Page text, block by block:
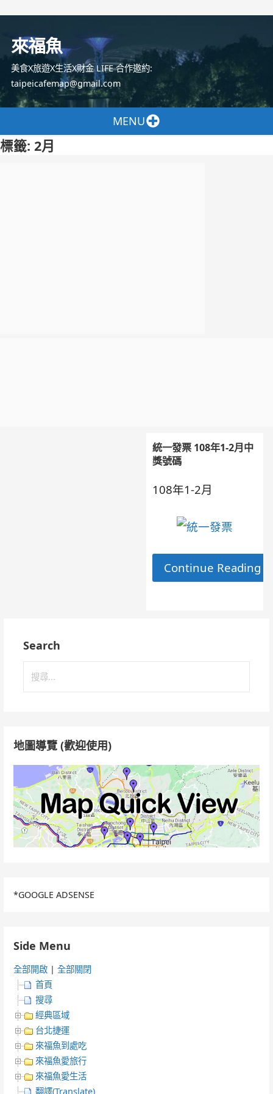
容
來福魚
美食X旅遊X生活X財金 LIFE 合作邀約:
taipeicafemap@gmail.com
MENU
標籤: 2月
統一發票 108年1-2月中
獎號碼
108年1-2月
Continue Reading
Search
地圖導覽 (歡迎使用)
*GOOGLE ADSENSE
Side Menu
全部開啟 |全部關閉
首頁
搜尋
經典區域
台北捷運
來福魚到處吃
來福魚愛旅行
來福魚愛生活
翻譯(Translate)